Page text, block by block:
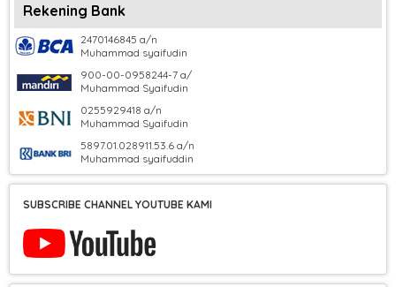
Rekening Bank
2470146845 a/n
Muhammad syaifudin
900-00-0958244-7 a/
Muhammad Syaifudin
0255929418 a/n
Muhammad Syaifudin
5897.01.028911.53.6 a/n
Muhammad syaifuddin
SUBSCRIBE CHANNEL YOUTUBE KAMI